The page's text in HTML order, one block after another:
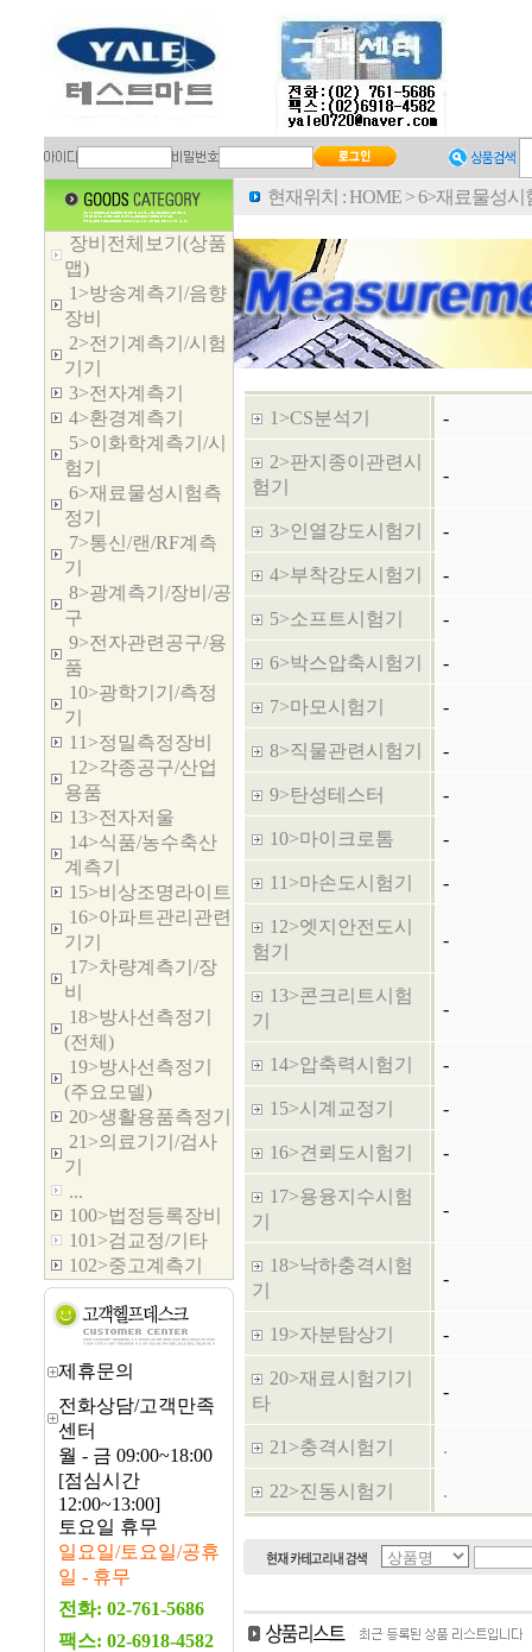
장비전체보기(상품
맵)
1>방송계측기/음향
장비
2>전기계측기/시험
기기
3>전자계측기
4>환경계측기
5>이화학계측기/시
험기
6>재료물성시험측
정기
7>통신/랜/RF계측
기
8>광계측기/장비/공
구
9>전자관련공구/용
품
10>광학기기/측정
기
11>정밀측정장비
12>각종공구/산업
용품
13>전자저울
14>식품/농수축산
계측기
15>비상조명라이트
16>아파트관리관련
기기
17>차량계측기/장
비
18>방사선측정기
(전체)
19>방사선측정기
(주요모델)
20>생활용품측정기
21>의료기기/검사
기
...
100>법정등록장비
101>검교정/기타
102>중고계측기
제휴문의
전화상담/고객만족
센터
월 - 금 09:00~18:00
[점심시간
12:00~13:00]
토요일 휴무
일요일/토요일/공휴
일 - 휴무
전화: 02-761-5686
팩스: 02-6918-4582
현재위치 :HOME > 6>재료물성시
1>CS분석기 -
2>판지종이관련시
험기
-
3>인열강도시험기 -
4>부착강도시험기 -
5>소프트시험기 -
6>박스압축시험기 -
7>마모시험기 -
8>직물관련시험기 -
9>탄성테스터 -
10>마이크로톰 -
11>마손도시험기 -
12>엣지안전도시
험기
-
13>콘크리트시험
기
-
14>압축력시험기 -
15>시계교정기 -
16>견뢰도시험기 -
17>용융지수시험
기
-
18>낙하충격시험
기
-
19>자분탐상기 -
20>재료시험기기
타
-
21>충격시험기 .
22>진동시험기 .